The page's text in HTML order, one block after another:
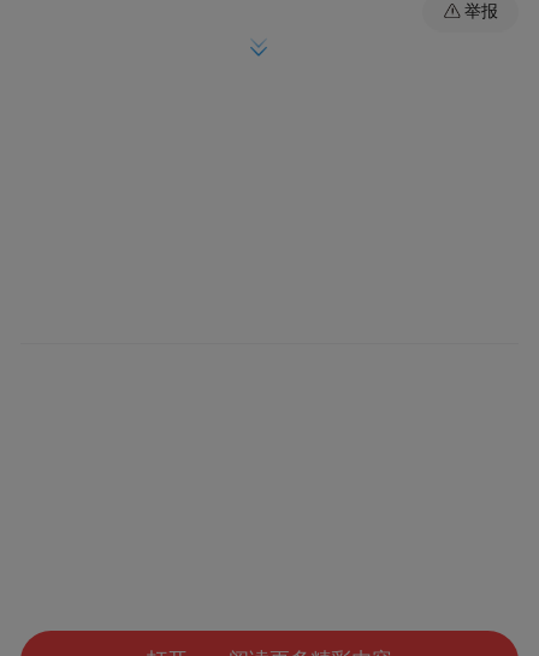
至尊门第、国际大厦、西城华府、齐鲁花
举报